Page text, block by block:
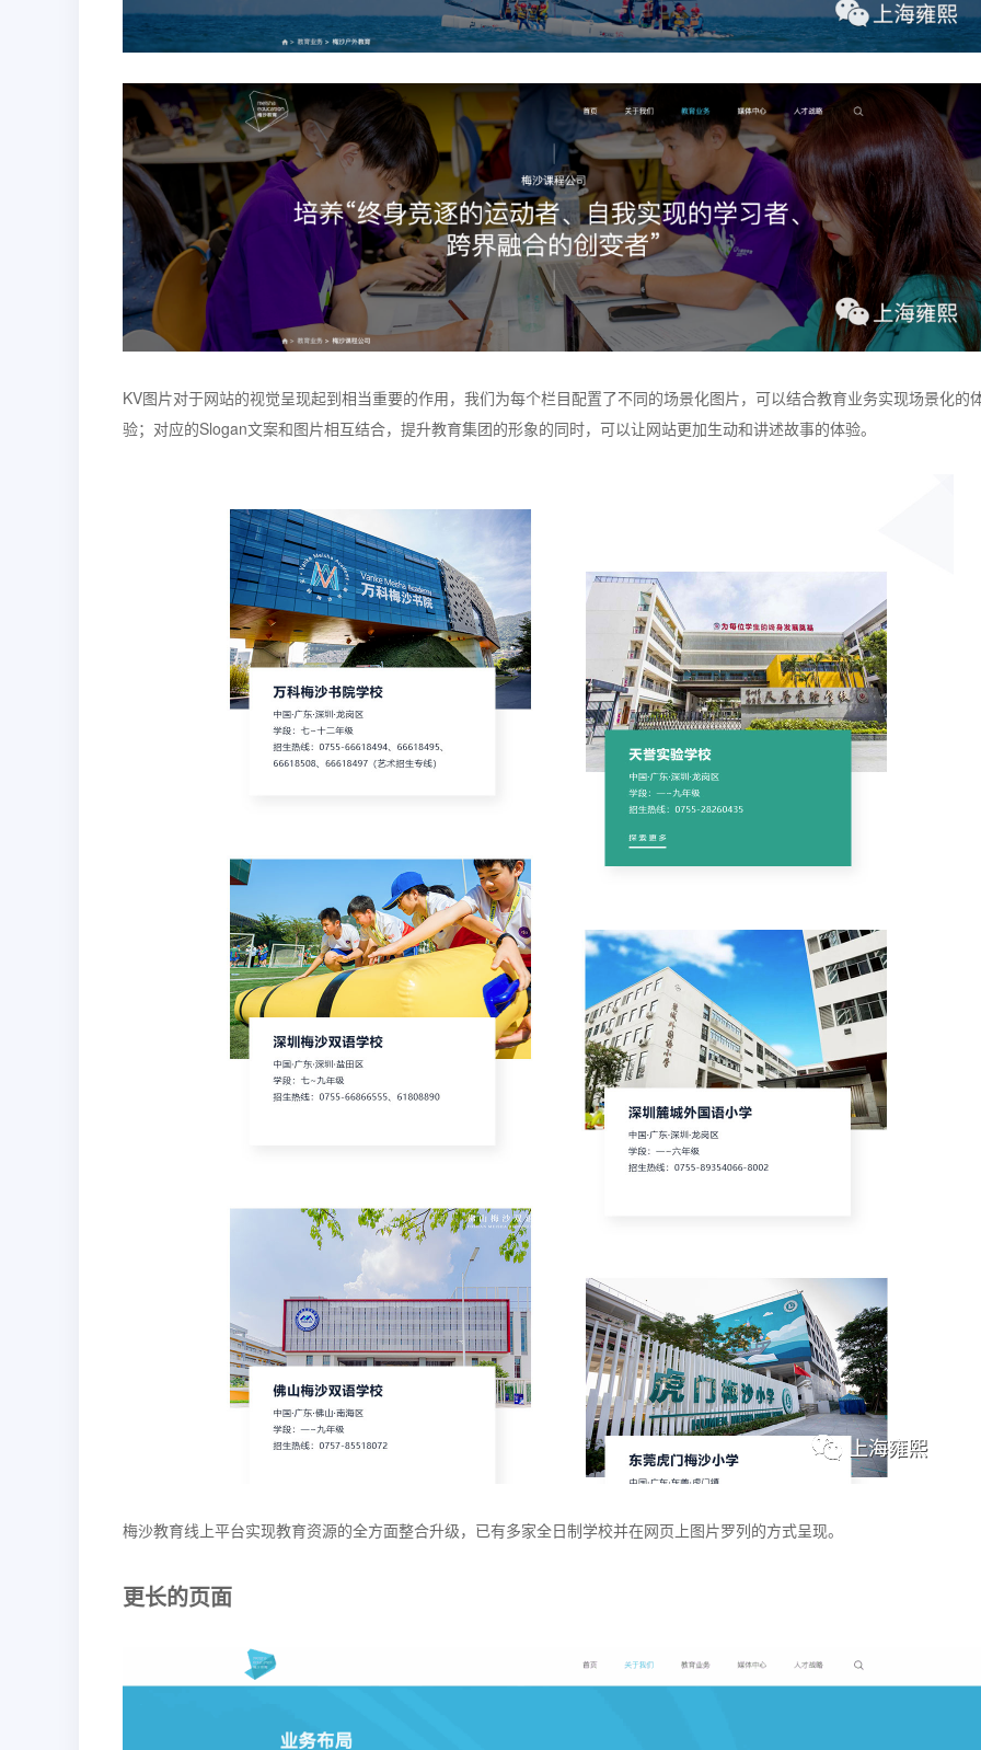
KV图片对于网站的视觉呈现起到相当重要的作用，我们为每个栏目配置了不同的场景化图片，可以结合教育业务实现场景化的
验；对应的Slogan文案和图片相互结合，提升教育集团的形象的同时，可以让网站更加生动和讲述故事的体验。
梅沙教育线上平台实现教育资源的全方面整合升级，已有多家全日制学校并在网页上图片罗列的方式呈现。
更长的页面